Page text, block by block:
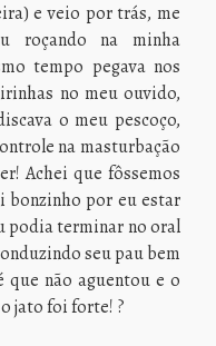
e veio por trás, me
roçando na minha
tempo pegava nos
no meu ouvido,
o meu pescoço,
na masturbação
Achei que fôssemos
bonzinho por eu estar
podia terminar no oral
seu pau bem
que não aguentou e o
jato foi forte! ?